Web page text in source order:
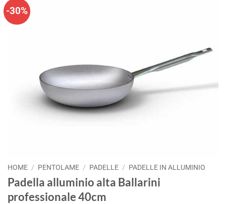
-30%
HOME / PENTOLAME / PADELLE / PADELLE IN ALLUMINIO
Padella alluminio alta Ballarini
professionale 40cm